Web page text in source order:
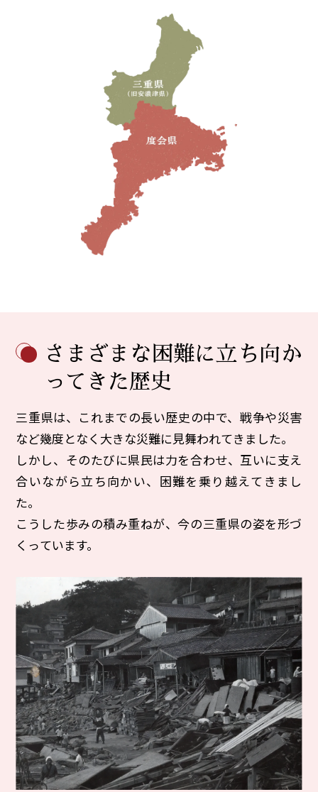
さまざまな困難に立ち向か
ってきた歴史
三重県は、これまでの長い歴史の中で、戦争や災害
など幾度となく大きな災難に見舞われてきました。
しかし、そのたびに県民は力を合わせ、互いに支え
合いながら立ち向かい、困難を乗り越えてきまし
た。
こうした歩みの積み重ねが、今の三重県の姿を形づ
くっています。